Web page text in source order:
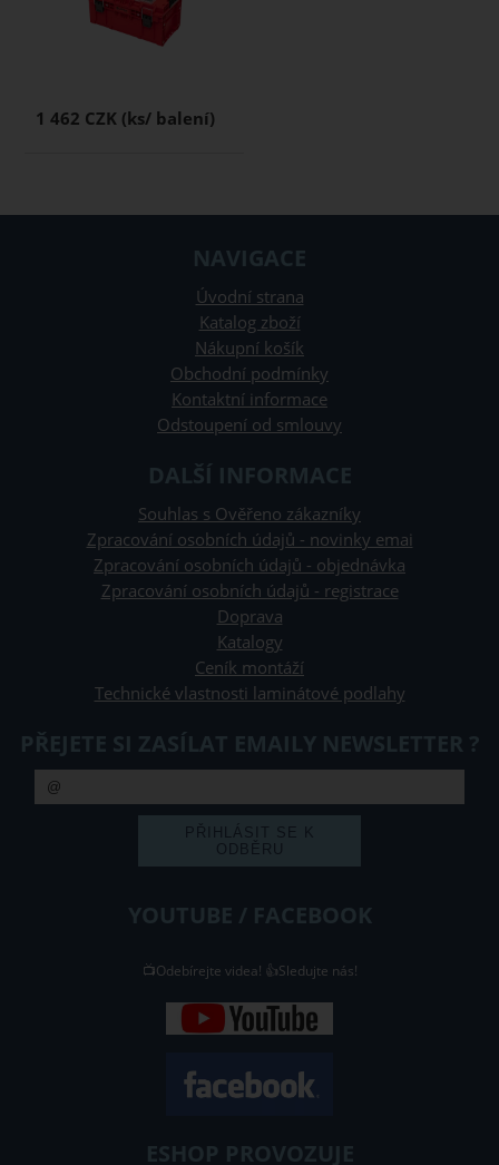
1 462 CZK
NAVIGACE
Úvodní strana
Katalog zboží
Nákupní košík
Obchodní podmínky
Kontaktní informace
Odstoupení od smlouvy
DALŠÍ INFORMACE
Souhlas s Ověřeno zákazníky
Zpracování osobních údajů - novinky emai
Zpracování osobních údajů - objednávka
Zpracování osobních údajů - registrace
Doprava
Katalogy
Ceník montáží
Technické vlastnosti laminátové podlahy
PŘEJETE SI ZASÍLAT EMAILY NEWSLETTER ?
YOUTUBE / FACEBOOK
📺Odebírejte videa! 👍Sledujte nás!
ESHOP PROVOZUJE